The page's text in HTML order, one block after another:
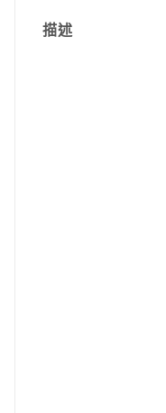
描述